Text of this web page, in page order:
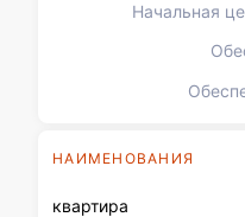
Начальная
НАИМЕНОВАНИЯ
квартира